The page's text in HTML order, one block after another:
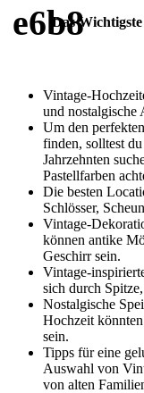
Das
Vintage-
und nostalgische
Um den
finden, solltest
Jahrzehnten
Pastellfarben
Die besten
Schlösser,
Vintage-
können antike
Geschirr sein.
Vintage-
sich durch
Nostalgische
Hochzeit
sein.
Tipps für eine
Auswahl von
von alten